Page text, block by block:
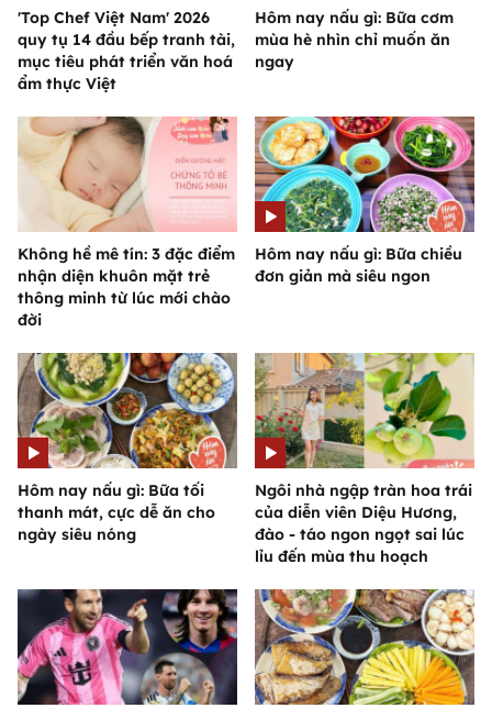
'Top Chef Việt Nam' 2026
quy tụ 14 đầu bếp tranh tài,
mục tiêu phát triển văn hoá
ẩm thực Việt
Hôm nay nấu gì: Bữa cơm
mùa hè nhìn chỉ muốn ăn
ngay
Không hề mê tín: 3 đặc điểm
nhận diện khuôn mặt trẻ
thông minh từ lúc mới chào
đời
Hôm nay nấu gì: Bữa chiều
đơn giản mà siêu ngon
Hôm nay nấu gì: Bữa tối
thanh mát, cực dễ ăn cho
ngày siêu nóng
Ngôi nhà ngập tràn hoa trái
của diễn viên Diệu Hương,
đào - táo ngon ngọt sai lúc
lỉu đến mùa thu hoạch